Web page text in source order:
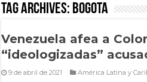
Tag Archives: Bogota
Venezuela afea a
“ideologizadas”
9 de abril de 2021 América Latina y